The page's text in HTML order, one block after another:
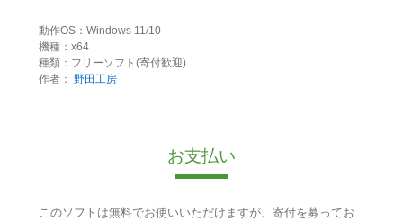
動作OS：Windows 11/10
機種：x64
種類：フリーソフト(寄付歓迎)
作者： 野田工房
お支払い
このソフトは無料でお使いいただけますが、寄付を募ってお